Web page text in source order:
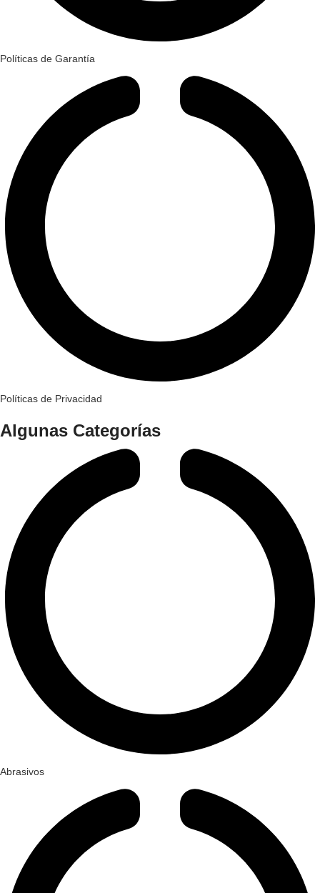
Políticas de Garantía
Políticas de Privacidad
Algunas Categorías
Abrasivos